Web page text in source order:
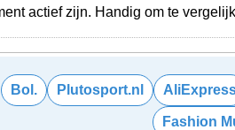
actief zijn. Handig om te
Bol. Plutosport.nl
Fashion